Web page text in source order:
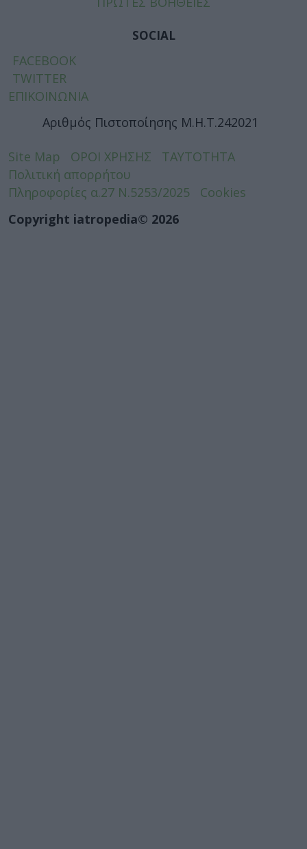
SOCIAL
FACEBOOK
TWITTER
ΕΠΙΚΟΙΝΩΝΙΑ
Αριθμός Πιστοποίησης Μ.Η.Τ.242021
Site Map ΟΡΟΙ ΧΡΗΣΗΣ
ΤΑΥΤΟΤΗΤΑ
Πολιτική απορρήτου
Πληροφορίες α.27 Ν.5253/2025
Cookies
Copyright iatropedia© 2026